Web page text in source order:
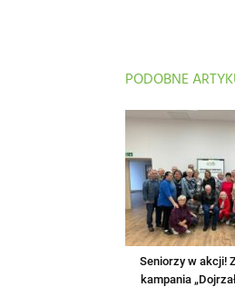
PODOBNE
Seniorzy w akcji!
kampania